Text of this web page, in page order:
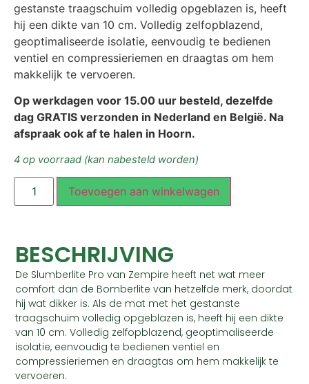
gestanste traagschuim volledig opgeblazen is, heeft
hij een dikte van 10 cm. Volledig zelfopblazend,
geoptimaliseerde isolatie, eenvoudig te bedienen
ventiel en compressieriemen en draagtas om hem
makkelijk te vervoeren.
Op werkdagen voor 15.00 uur besteld, dezelfde
dag GRATIS verzonden in Nederland en België. Na
afspraak ook af te halen in Hoorn.
4 op voorraad (kan nabesteld worden)
Toevoegen aan winkelwagen
BESCHRIJVING
De Slumberlite Pro van Zempire heeft net wat meer
comfort dan de Bomberlite van hetzelfde merk, doordat
hij wat dikker is. Als de mat met het gestanste
traagschuim volledig opgeblazen is, heeft hij een dikte
van 10 cm. Volledig zelfopblazend, geoptimaliseerde
isolatie, eenvoudig te bedienen ventiel en
compressieriemen en draagtas om hem makkelijk te
vervoeren.